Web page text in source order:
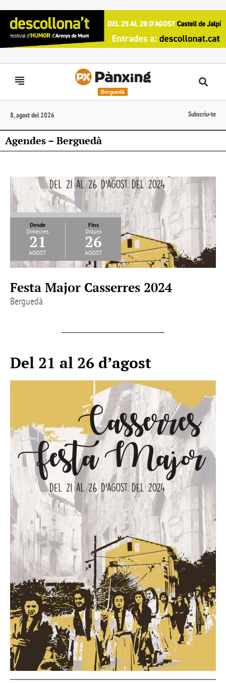
Berguedà
8, agost del 2026 Subscriu-te
Agendes – Berguedà
Desde
Dimecres
21
agost
Fins
Dilluns
26
agost
Festa Major Casserres 2024
Berguedà
Del 21 al 26 d’agost